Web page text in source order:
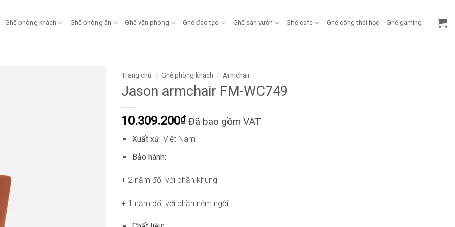
Ghế phòng khách Ghế phòng ăn Ghế văn phòng Ghế đào tạo Ghế sân vườn Ghế cafe Ghế công thái học Ghế gaming
Trang chủ / Ghế phòng khách / Armchair
Jason armchair FM-WC749
10.309.200₫ Đã bao gồm VAT
Xuất xứ: Việt Nam
Bảo hành:
+ 2 năm đối với phần khung
+ 1 năm đối với phần nệm ngồi